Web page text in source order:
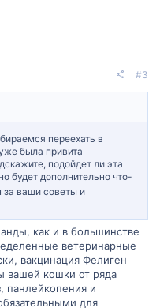
#3
переехать в
была привита
подойдет ли эта
будет дополнительно что-
за ваши советы и
как и в большинстве
ветеринарные
вакцинация Фелиген
вашей кошки от ряда
панлейкопения и
для